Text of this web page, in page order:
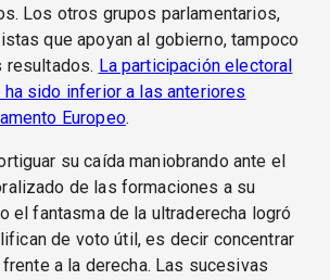
Los otros grupos parlamentarios,
que apoyan al gobierno, tampoco
resultados. La participación electoral
ha sido inferior a las anteriores
Europeo.
su caída maniobrando ante el
de las formaciones a su
el fantasma de la ultraderecha logró
de voto útil, es decir concentrar
a la derecha. Las sucesivas